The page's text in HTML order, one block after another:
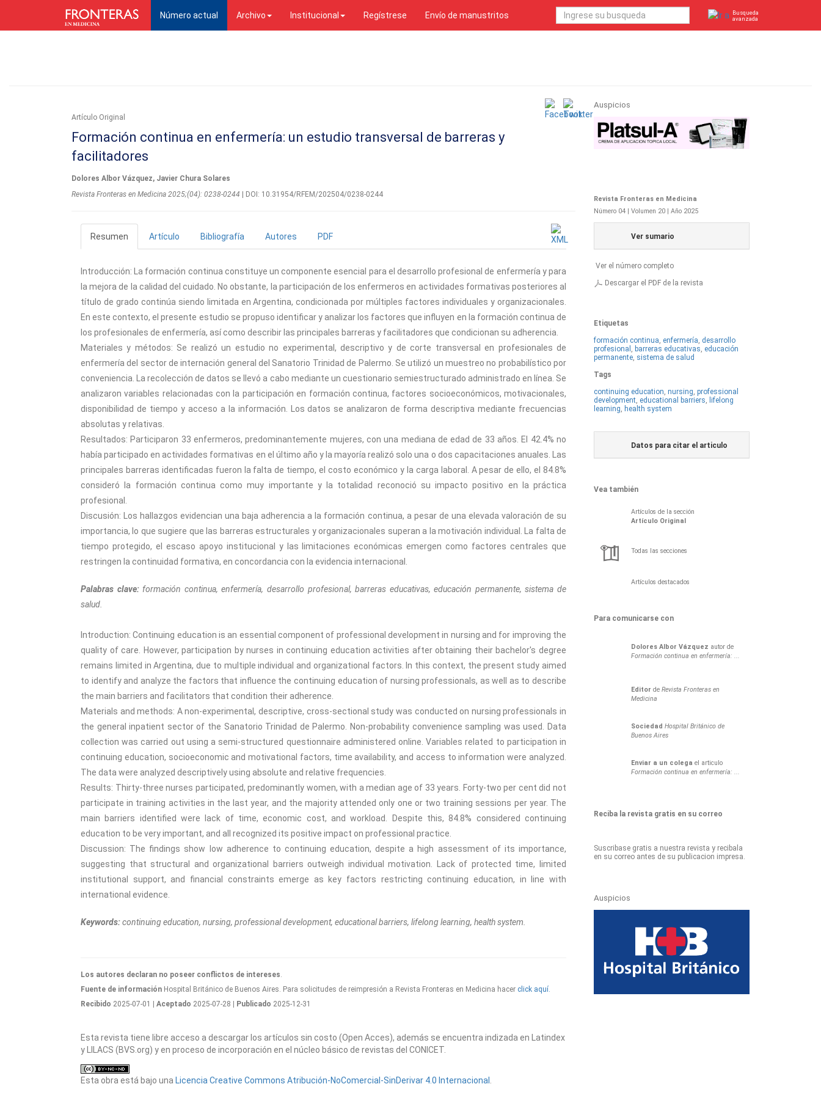
Número actual (current)
Archivo Institucional Regístrese Envío de manustritos
Busqueda
avanzada
Artí­culo Original
Formación continua en enfermería: un estudio transversal de barreras y
facilitadores
Dolores Albor Vázquez, Javier Chura Solares
Revista Fronteras en Medicina 2025;(04): 0238-0244 | DOI: 10.31954/RFEM/202504/0238-0244
Resumen Artículo Bibliografía Autores PDF
Introducción: La formación continua constituye un componente esencial para el desarrollo profesional de enfermería y para
la mejora de la calidad del cuidado. No obstante, la participación de los enfermeros en actividades formativas posteriores al
título de grado continúa siendo limitada en Argentina, condicionada por múltiples factores individuales y organizacionales.
En este contexto, el presente estudio se propuso identificar y analizar los factores que influyen en la formación continua de
los profesionales de enfermería, así como describir las principales barreras y facilitadores que condicionan su adherencia.
Materiales y métodos: Se realizó un estudio no experimental, descriptivo y de corte transversal en profesionales de
enfermería del sector de internación general del Sanatorio Trinidad de Palermo. Se utilizó un muestreo no probabilístico por
conveniencia. La recolección de datos se llevó a cabo mediante un cuestionario semiestructurado administrado en línea. Se
analizaron variables relacionadas con la participación en formación continua, factores socioeconómicos, motivacionales,
disponibilidad de tiempo y acceso a la información. Los datos se analizaron de forma descriptiva mediante frecuencias
absolutas y relativas.
Resultados: Participaron 33 enfermeros, predominantemente mujeres, con una mediana de edad de 33 años. El 42.4% no
había participado en actividades formativas en el último año y la mayoría realizó solo una o dos capacitaciones anuales. Las
principales barreras identificadas fueron la falta de tiempo, el costo económico y la carga laboral. A pesar de ello, el 84.8%
consideró la formación continua como muy importante y la totalidad reconoció su impacto positivo en la práctica
profesional.
Discusión: Los hallazgos evidencian una baja adherencia a la formación continua, a pesar de una elevada valoración de su
importancia, lo que sugiere que las barreras estructurales y organizacionales superan a la motivación individual. La falta de
tiempo protegido, el escaso apoyo institucional y las limitaciones económicas emergen como factores centrales que
restringen la continuidad formativa, en concordancia con la evidencia internacional.
Palabras clave: formación continua, enfermería, desarrollo profesional, barreras educativas, educación permanente, sistema de
salud.
Introduction: Continuing education is an essential component of professional development in nursing and for improving the
quality of care. However, participation by nurses in continuing education activities after obtaining their bachelor's degree
remains limited in Argentina, due to multiple individual and organizational factors. In this context, the present study aimed
to identify and analyze the factors that influence the continuing education of nursing professionals, as well as to describe
the main barriers and facilitators that condition their adherence.
Materials and methods: A non-experimental, descriptive, cross-sectional study was conducted on nursing professionals in
the general inpatient sector of the Sanatorio Trinidad de Palermo. Non-probability convenience sampling was used. Data
collection was carried out using a semi-structured questionnaire administered online. Variables related to participation in
continuing education, socioeconomic and motivational factors, time availability, and access to information were analyzed.
The data were analyzed descriptively using absolute and relative frequencies.
Results: Thirty-three nurses participated, predominantly women, with a median age of 33 years. Forty-two per cent did not
participate in training activities in the last year, and the majority attended only one or two training sessions per year. The
main barriers identified were lack of time, economic cost, and workload. Despite this, 84.8% considered continuing
education to be very important, and all recognized its positive impact on professional practice.
Discussion: The findings show low adherence to continuing education, despite a high assessment of its importance,
suggesting that structural and organizational barriers outweigh individual motivation. Lack of protected time, limited
institutional support, and financial constraints emerge as key factors restricting continuing education, in line with
international evidence.
Keywords:continuing education, nursing, professional development, educational barriers, lifelong learning, health system.
Los autores declaran no poseer conflictos de intereses.
Fuente de información Hospital Británico de Buenos Aires. Para solicitudes de reimpresión a Revista Fronteras en Medicina hacer click aquí.
Recibido 2025-07-01 | Aceptado 2025-07-28 | Publicado 2025-12-31
Esta revista tiene libre acceso a descargar los artículos sin costo (Open Acces), además se encuentra indizada en Latindex
y LILACS (BVS.org) y en proceso de incorporación en el núcleo básico de revistas del CONICET.
Esta obra está bajo una Licencia Creative Commons Atribución-NoComercial-SinDerivar 4.0 Internacional
Auspicios
Revista Fronteras en Medicina
Número 04 | Volumen 20 | Año 2025
Ver sumario
Ver el número completo
Descargar el PDF de la revista
Etiquetas
formación continua, enfermería, desarrollo
profesional , barreras educativas, educación
permanente, sistema de salud
Tags
continuing education, nursing, professional
development, educational barriers, lifelong
learning, health system
Datos para citar el articulo
Vea también
Artículos de la sección
Artí­culo Original
Todas las secciones
Artículos destacados
Para comunicarse con
Dolores Albor Vázquez autor de
Formación continua en enfermería: ...
Editor de Revista Fronteras en
Medicina
Sociedad Hospital Británico de
Buenos Aires
Enviar a un colega el articulo
Formación continua en enfermería: ...
Reciba la revista gratis en su correo
Suscribase gratis a nuestra revista y recibala
en su correo antes de su publicacion impresa.
Auspicios